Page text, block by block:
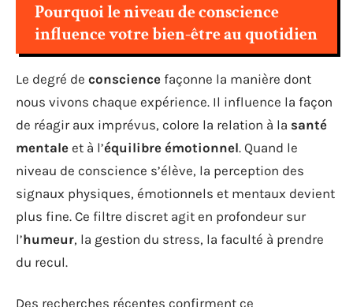
Pourquoi le niveau de conscience
influence votre bien-être au quotidien
Le degré de conscience façonne la manière dont
nous vivons chaque expérience. Il influence la façon
de réagir aux imprévus, colore la relation à la santé
mentale et à l’équilibre émotionnel. Quand le
niveau de conscience s’élève, la perception des
signaux physiques, émotionnels et mentaux devient
plus fine. Ce filtre discret agit en profondeur sur
l’humeur, la gestion du stress, la faculté à prendre
du recul.
Des recherches récentes confirment ce